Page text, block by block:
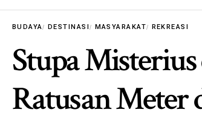
BUDAYA DESTINASI MASYARAKAT REKREASI
Stupa
Ratusan Meter